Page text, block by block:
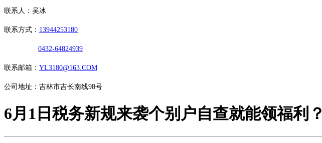
联系人：吴冰
联系方式： 13944253180
0432-64824939
联系邮箱： YL3180@163.COM
公司地址：吉林市吉长南线98号
6月1日税务新规来袭个别户自查就能领福利？